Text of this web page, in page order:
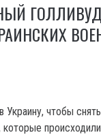
чтобы